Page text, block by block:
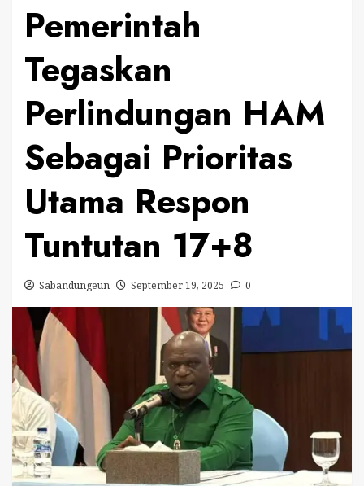
Pemerintah
Tegaskan
Perlindungan HAM
Sebagai Prioritas
Utama Respon
Tuntutan 17+8
Sabandungeun September 19, 2025 0